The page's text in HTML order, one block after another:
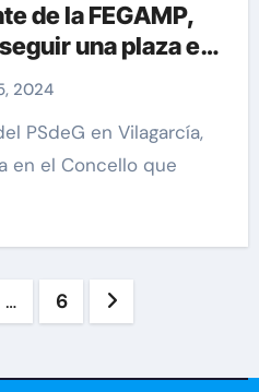
de la FEGAMP,
una plaza en
A Coruña
2024
en el Concello que
… 6